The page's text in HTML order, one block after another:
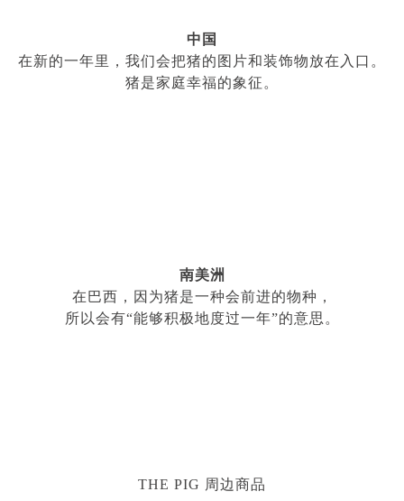
中国
在新的一年里，我们会把猪的图片和装饰物放在入口。
猪是家庭幸福的象征。
南美洲
在巴西，因为猪是一种会前进的物种，
所以会有“能够积极地度过一年”的意思。
THE PIG 周边商品